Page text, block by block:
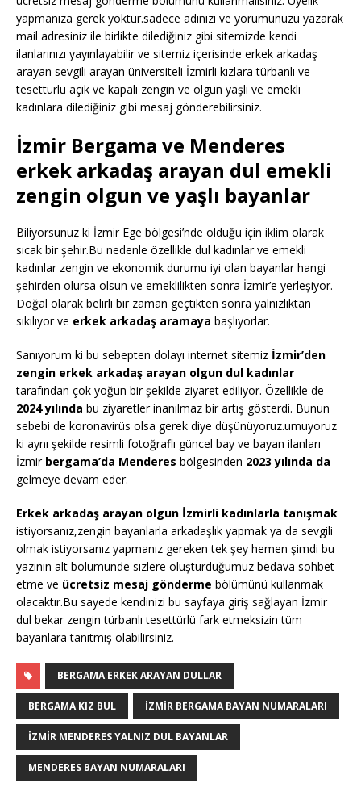
yapmanıza gerek yoktur.sadece adınızı ve yorumunuzu yazarak
mail adresiniz ile birlikte dilediğiniz gibi sitemizde kendi
ilanlarınızı yayınlayabilir ve sitemiz içerisinde erkek arkadaş
arayan sevgili arayan üniversiteli İzmirli kızlara türbanlı ve
tesettürlü açık ve kapalı zengin ve olgun yaşlı ve emekli
kadınlara dilediğiniz gibi mesaj gönderebilirsiniz.
İzmir Bergama ve Menderes
erkek arkadaş arayan dul emekli
zengin olgun ve yaşlı bayanlar
Biliyorsunuz ki İzmir Ege bölgesi’nde olduğu için iklim olarak
sıcak bir şehir.Bu nedenle özellikle dul kadınlar ve emekli
kadınlar zengin ve ekonomik durumu iyi olan bayanlar hangi
şehirden olursa olsun ve emeklilikten sonra İzmir’e yerleşiyor.
Doğal olarak belirli bir zaman geçtikten sonra yalnızlıktan
sıkılıyor ve erkek arkadaş aramaya başlıyorlar.
Sanıyorum ki bu sebepten dolayı internet sitemiz İzmir’den
zengin erkek arkadaş arayan olgun dul kadınlar
tarafından çok yoğun bir şekilde ziyaret ediliyor. Özellikle de
2024 yılında bu ziyaretler inanılmaz bir artış gösterdi. Bunun
sebebi de koronavirüs olsa gerek diye düşünüyoruz.umuyoruz
ki aynı şekilde resimli fotoğraflı güncel bay ve bayan ilanları
İzmir bergama’da Menderes bölgesinden 2023 yılında da
gelmeye devam eder.
Erkek arkadaş arayan olgun İzmirli kadınlarla tanışmak
istiyorsanız,zengin bayanlarla arkadaşlık yapmak ya da sevgili
olmak istiyorsanız yapmanız gereken tek şey hemen şimdi bu
yazının alt bölümünde sizlere oluşturduğumuz bedava sohbet
etme ve ücretsiz mesaj gönderme bölümünü kullanmak
olacaktır.Bu sayede kendinizi bu sayfaya giriş sağlayan İzmir
dul bekar zengin türbanlı tesettürlü fark etmeksizin tüm
bayanlara tanıtmış olabilirsiniz.
BERGAMA ERKEK ARAYAN DULLAR
BERGAMA KIZ BUL İZMIR BERGAMA BAYAN NUMARALARI
İZMIR MENDERES YALNIZ DUL BAYANLAR
MENDERES BAYAN NUMARALARI